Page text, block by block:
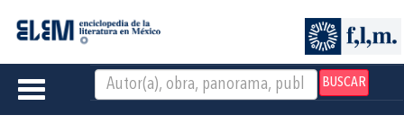
BUSCAR
Toggle